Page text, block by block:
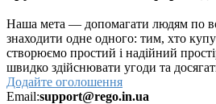
Наша мета — допомагати людям по
знаходити одне одного: тим, хто
створюємо простий і надійний
швидко здійснювати угоди та
Додайте оголошення
Email:support@rego.in.ua